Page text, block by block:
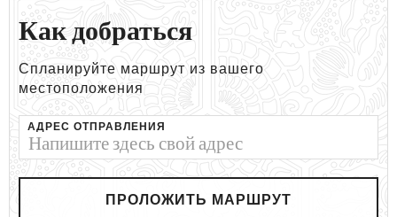
Как добраться
Спланируйте маршрут из вашего
местоположения
АДРЕС ОТПРАВЛЕНИЯ
ПРОЛОЖИТЬ МАРШРУТ